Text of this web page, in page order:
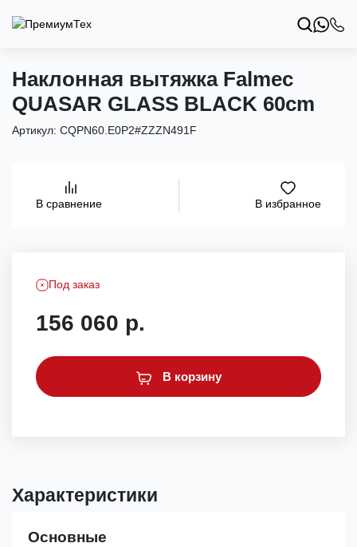
Наклонная вытяжка Falmec
QUASAR GLASS BLACK 60cm
Артикул: CQPN60.E0P2#ZZZN491F
В сравнение В избранное
Под заказ
156 060 р.
В корзину
Характеристики
Основные